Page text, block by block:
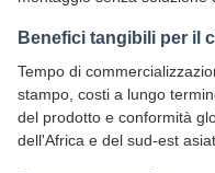
Benefici tangibili per il
Tempo di
stampo, costi a lungo
del prodotto e conformità
dell'Africa e del sud-est